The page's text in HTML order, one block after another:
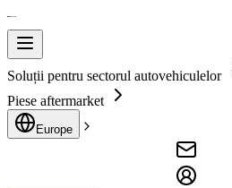
Soluții pentru sectorul autovehiculelor
Piese aftermarket
Europe